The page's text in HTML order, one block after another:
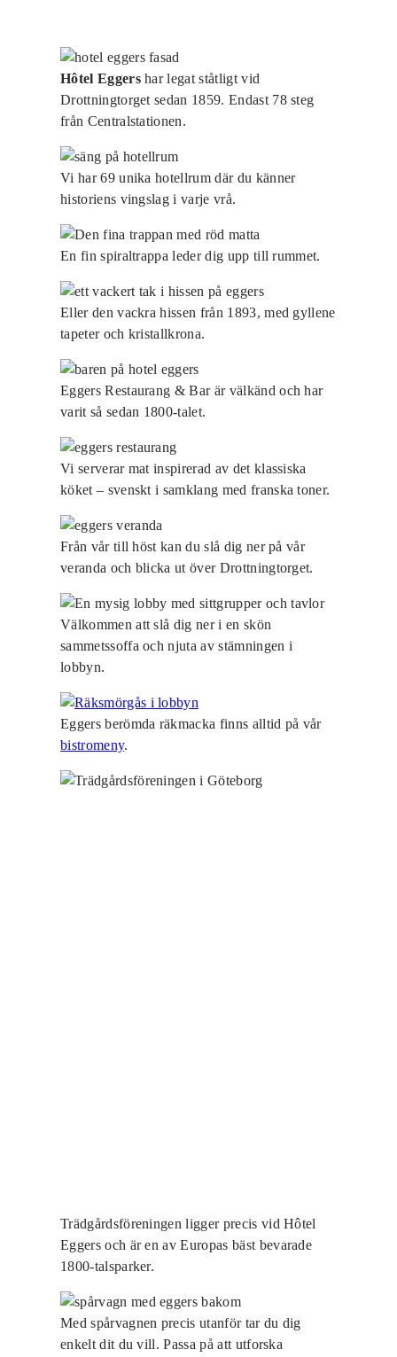
Hôtel Eggershar legat ståtligt vid
Drottningtorget sedan 1859. Endast 78 steg
från Centralstationen.
Vi har 69 unika hotellrum där du känner
historiens vingslag i varje vrå.
En fin spiraltrappa leder dig upp till rummet.
Eller den vackra hissen från 1893, med gyllene
tapeter och kristallkrona.
Eggers Restaurang & Bar är välkänd och har
varit så sedan 1800-talet.
Vi serverar mat inspirerad av det klassiska
köket – svenskt i samklang med franska toner.
Från vår till höst kan du slå dig ner på vår
veranda och blicka ut över Drottningtorget.
Välkommen att slå dig ner i en skön
sammetssoffa och njuta av stämningen i
lobbyn.
Eggers berömda räkmacka finns alltid på vår
bistromeny.
Trädgårdsföreningen ligger precis vid Hôtel
Eggers och är en av Europas bäst bevarade
1800-talsparker.
Med spårvagnen precis utanför tar du dig
enkelt dit du vill. Passa på att utforska